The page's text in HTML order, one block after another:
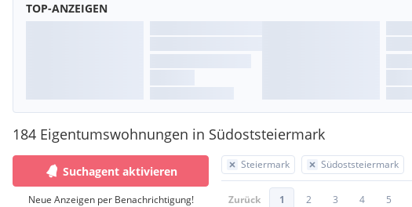
TOP-ANZEIGEN
184 Eigentumswohnungen in Südoststeiermark
Suchagent aktivieren
Neue Anzeigen per Benachrichtigung!
Steiermark Südoststeiermark
Zurück 1 2 3 4 5